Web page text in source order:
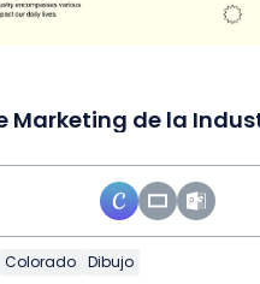
Colorado Dibujo